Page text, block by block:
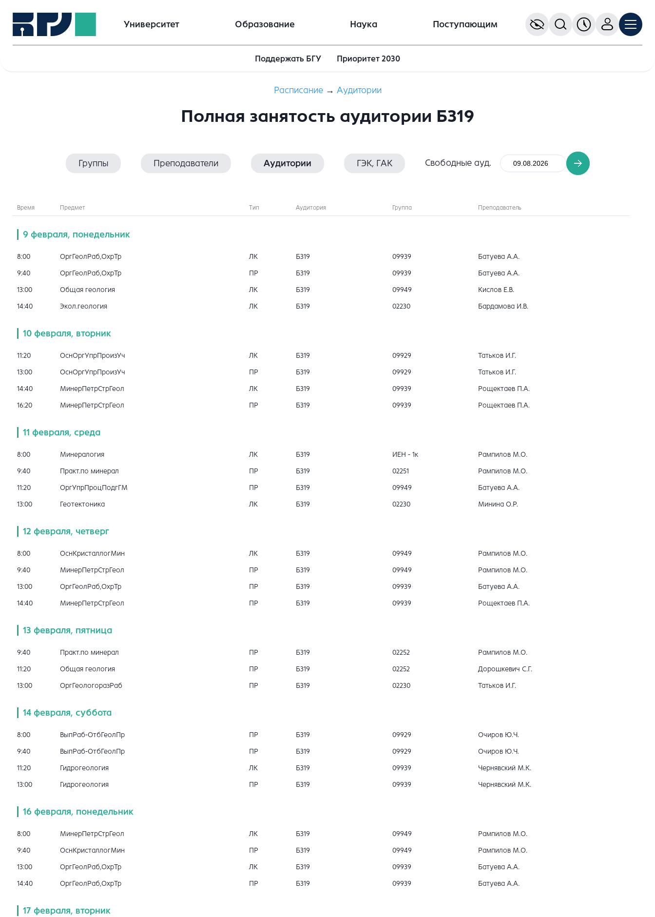
Университет Образование Наука Поступающим
Поддержать БГУ Приоритет 2030
Расписание→ Аудитории
Полная занятость аудитории Б319
Группы Преподаватели Аудитории ГЭК, ГАК Свободные ауд.
Время Предмет Тип Аудитория Группа Преподаватель
9 февраля, понедельник
8:00 ОргГеолРаб,ОхрТр ЛК Б319 09939 Батуева А.А.
9:40 ОргГеолРаб,ОхрТр ПР Б319 09939 Батуева А.А.
13:00 Общая геология ЛК Б319 09949 Кислов Е.В.
14:40 Экол.геология ЛК Б319 02230 Бардамова И.В.
10 февраля, вторник
11:20 ОснОргУпрПроизУч ЛК Б319 09929 Татьков И.Г.
13:00 ОснОргУпрПроизУч ПР Б319 09929 Татьков И.Г.
14:40 МинерПетрСтрГеол ЛК Б319 09939 Рощектаев П.А.
16:20 МинерПетрСтрГеол ПР Б319 09939 Рощектаев П.А.
11 февраля, среда
8:00 Минералогия ЛК Б319 ИЕН - 1к Рампилов М.О.
9:40 Практ.по минерал ПР Б319 02251 Рампилов М.О.
11:20 ОргУпрПроцПодгГМ ПР Б319 09949 Батуева А.А.
13:00 Геотектоника ЛК Б319 02230 Минина О.Р.
12 февраля, четверг
8:00 ОснКристаллогМин ЛК Б319 09949 Рампилов М.О.
9:40 МинерПетрСтрГеол ПР Б319 09949 Рампилов М.О.
13:00 ОргГеолРаб,ОхрТр ПР Б319 09939 Батуева А.А.
14:40 МинерПетрСтрГеол ПР Б319 09939 Рощектаев П.А.
13 февраля, пятница
9:40 Практ.по минерал ПР Б319 02252 Рампилов М.О.
11:20 Общая геология ПР Б319 02252 Дорошкевич С.Г.
13:00 ОргГеологоразРаб ПР Б319 02230 Татьков И.Г.
14 февраля, суббота
8:00 ВыпРаб-ОтбГеолПр ПР Б319 09929 Очиров Ю.Ч.
9:40 ВыпРаб-ОтбГеолПр ПР Б319 09929 Очиров Ю.Ч.
11:20 Гидрогеология ЛК Б319 09939 Чернявский М.К.
13:00 Гидрогеология ПР Б319 09939 Чернявский М.К.
16 февраля, понедельник
8:00 МинерПетрСтрГеол ЛК Б319 09949 Рампилов М.О.
9:40 ОснКристаллогМин ПР Б319 09949 Рампилов М.О.
13:00 ОргГеолРаб,ОхрТр ЛК Б319 09939 Батуева А.А.
14:40 ОргГеолРаб,ОхрТр ПР Б319 09939 Батуева А.А.
17 февраля, вторник